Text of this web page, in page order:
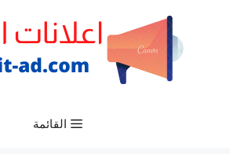
القائمة